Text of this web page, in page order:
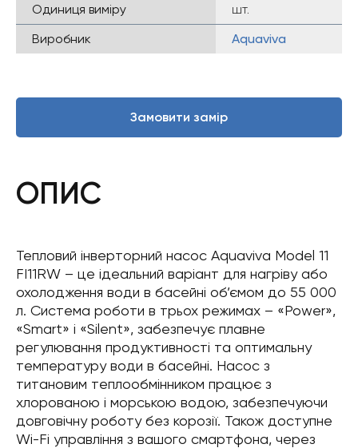
Одиниця виміру
шт.
Виробник
Aquaviva
Замовити замір
ОПИС
Тепловий інверторний насос Aquaviva Model 11
FI11RW – це ідеальний варіант для нагріву або
охолодження води в басейні об’ємом до 55 000
л. Система роботи в трьох режимах – «Power»,
«Smart» і «Silent», забезпечує плавне
регулювання продуктивності та оптимальну
температуру води в басейні. Насос з
титановим теплообмінником працює з
хлорованою і морською водою, забезпечуючи
довговічну роботу без корозії. Також доступне
Wi-Fi управління з вашого смартфона, через